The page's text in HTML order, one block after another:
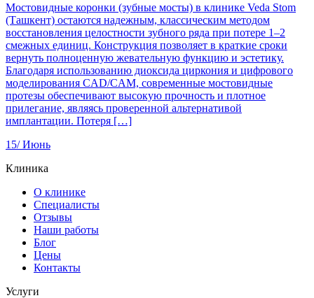
Мостовидные коронки (зубные мосты) в клинике Veda Stom
(Ташкент) остаются надежным, классическим методом
восстановления целостности зубного ряда при потере 1–2
смежных единиц. Конструкция позволяет в краткие сроки
вернуть полноценную жевательную функцию и эстетику.
Благодаря использованию диоксида циркония и цифрового
моделирования CAD/CAM, современные мостовидные
протезы обеспечивают высокую прочность и плотное
прилегание, являясь проверенной альтернативой
имплантации. Потеря […]
15/ Июнь
Клиника
О клинике
Специалисты
Отзывы
Наши работы
Блог
Цены
Контакты
Услуги